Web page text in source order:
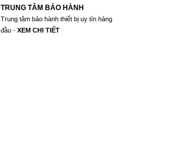
TRUNG TÂM BẢO HÀNH
Trung tâm bảo hành thiết bị uy tín hàng
đầu - XEM CHI TIẾT